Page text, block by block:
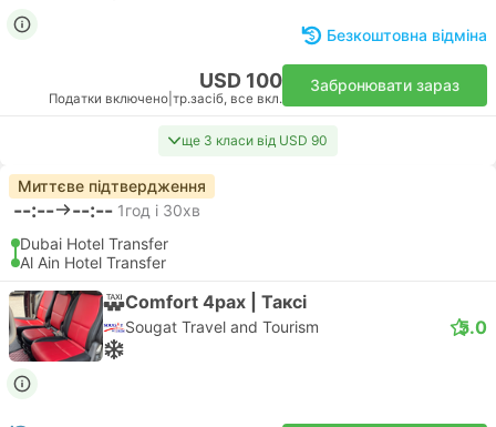
Безкоштовна відміна
USD 100
Податки включено тр.засіб, все вкл.
Забронювати зараз
ще 3 класи від USD 90
Миттєве підтвердження
--:-- --:-- 1год і 30хв
Dubai Hotel Transfer
Al Ain Hotel Transfer
Comfort 4pax | Таксі
Sougat Travel and Tourism 5.0